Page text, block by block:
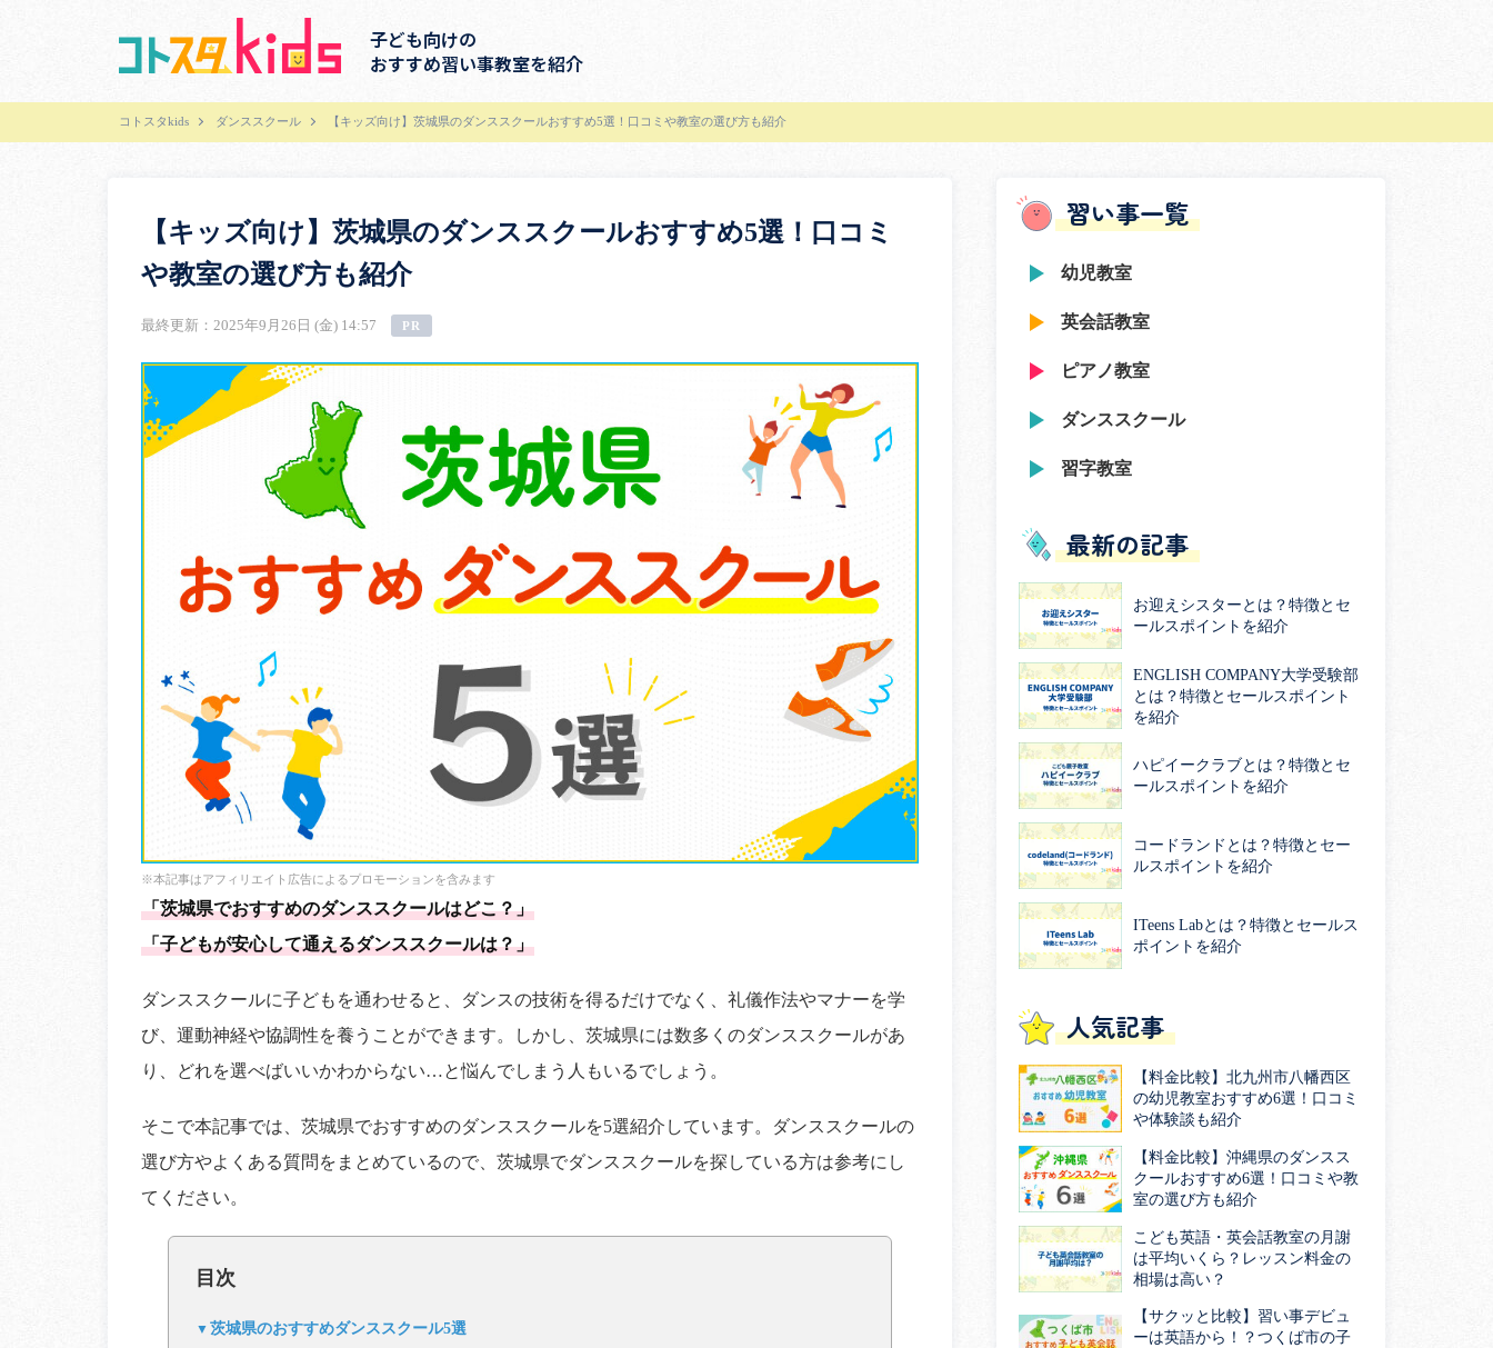
子ども向けの
おすすめ習い事教室を紹介
コトスタkids ダンススクール 【キッズ向け】茨城県のダンススクールおすすめ5選！口コミや教室の選び方も紹介
【キッズ向け】茨城県のダンススクールおすすめ5選！口コミ
や教室の選び方も紹介
最終更新：2025年9月26日 (金) 14:57 PR
※本記事はアフィリエイト広告によるプロモーションを含みます
「茨城県でおすすめのダンススクールはどこ？」
「子どもが安心して通えるダンススクールは？」
ダンススクールに子どもを通わせると、ダンスの技術を得るだけでなく、礼儀作法やマナーを学
び、運動神経や協調性を養うことができます。しかし、茨城県には数多くのダンススクールがあ
り、どれを選べばいいかわからない…と悩んでしまう人もいるでしょう。
そこで本記事では、茨城県でおすすめのダンススクールを5選紹介しています。ダンススクールの
選び方やよくある質問をまとめているので、茨城県でダンススクールを探している方は参考にし
てください。
目次
茨城県のおすすめダンススクール5選
習い事一覧
幼児教室
英会話教室
ピアノ教室
ダンススクール
習字教室
最新の記事
お迎えシスターとは？特徴とセ
ールスポイントを紹介
ENGLISH COMPANY大学受験部
とは？特徴とセールスポイント
を紹介
ハピイークラブとは？特徴とセ
ールスポイントを紹介
コードランドとは？特徴とセー
ルスポイントを紹介
ITeens Labとは？特徴とセールス
ポイントを紹介
人気記事
【料金比較】北九州市八幡西区
の幼児教室おすすめ6選！口コミ
や体験談も紹介
【料金比較】沖縄県のダンスス
クールおすすめ6選！口コミや教
室の選び方も紹介
こども英語・英会話教室の月謝
は平均いくら？レッスン料金の
相場は高い？
【サクッと比較】習い事デビュ
ーは英語から！？つくば市の子